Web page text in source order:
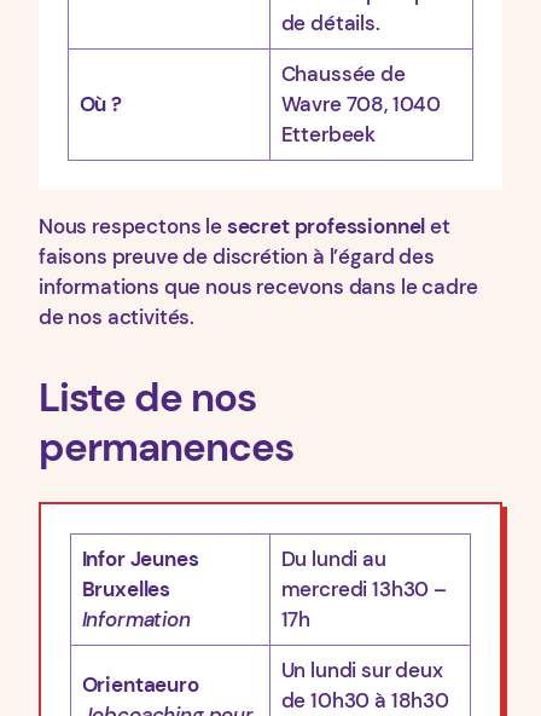
de détails.
Où ?
Chaussée de
Wavre 708, 1040
Etterbeek
Nous respectons lesecret professionnelet
faisons preuve de discrétion à l’égard des
informations que nous recevons dans le cadre
de nos activités.
Liste de nos
permanences
Infor Jeunes
Bruxelles
Information
Du lundi au
mercredi 13h30 –
17h
Orientaeuro
Un lundi sur deux
de 10h30 à 18h30